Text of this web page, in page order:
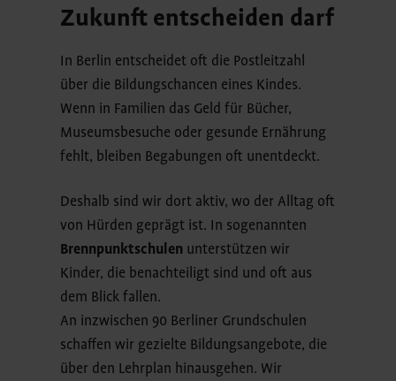
Zukunft entscheiden darf
In Berlin entscheidet oft die Postleitzahl
über die Bildungschancen eines Kindes.
Wenn in Familien das Geld für Bücher,
Museumsbesuche oder gesunde Ernährung
fehlt, bleiben Begabungen oft unentdeckt.
Deshalb sind wir dort aktiv, wo der Alltag oft
von Hürden geprägt ist. In sogenannten
Brennpunktschulen unterstützen wir
Kinder, die benachteiligt sind und oft aus
dem Blick fallen.
An inzwischen 90 Berliner Grundschulen
schaffen wir gezielte Bildungsangebote, die
über den Lehrplan hinausgehen. Wir